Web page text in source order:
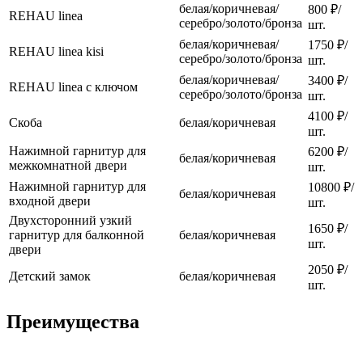
REHAU linea
белая/коричневая/
серебро/золото/бронза
800 ₽/
шт.
REHAU linea kisi
белая/коричневая/
серебро/золото/бронза
1750 ₽/
шт.
REHAU linea с ключом
белая/коричневая/
серебро/золото/бронза
3400 ₽/
шт.
Скоба
белая/коричневая
4100 ₽/
шт.
Нажимной гарнитур для
межкомнатной двери
белая/коричневая
6200 ₽/
шт.
Нажимной гарнитур для
входной двери
белая/коричневая
10800 ₽/
шт.
Двухсторонний узкий
гарнитур для балконной
двери
белая/коричневая
1650 ₽/
шт.
Детский замок белая/коричневая
2050 ₽/
шт.
Преимущества